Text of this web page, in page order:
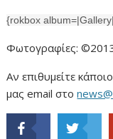
{rokbox
Φωτογραφίες:
Αν επιθυμείτε
μας email στο